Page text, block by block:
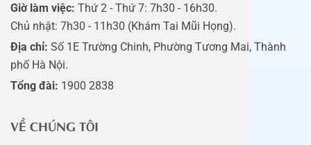
Giờ làm việc: Thứ 2 - Thứ 7: 7h30 - 16h30.
Chủ nhật: 7h30 - 11h30 (Khám Tai Mũi Họng).
Địa chỉ: Số 1E Trường Chinh, Phường Tương Mai, Thành
phố Hà Nội.
Tổng đài: 1900 2838
VỀ CHÚNG TÔI